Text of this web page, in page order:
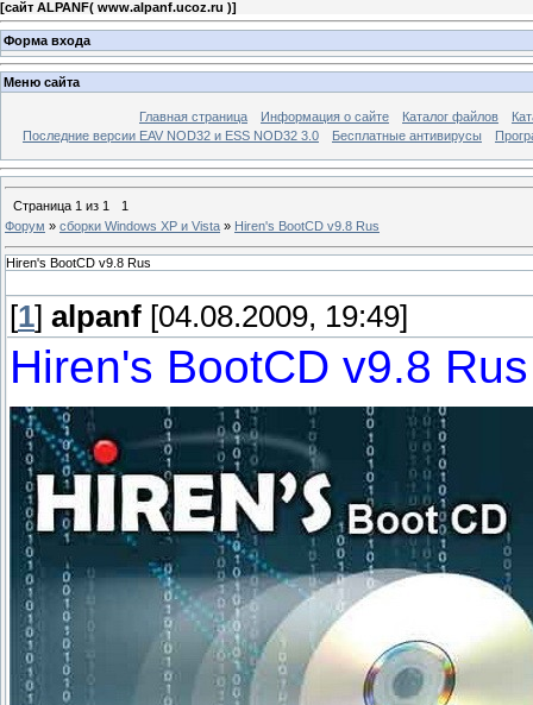
[сайт ALPANF( www.alpanf.ucoz.ru )]
Форма входа
Меню сайта
Главная страница Информация о сайте Каталог файлов
Последние версии EAV NOD32 и ESS NOD32 3.0
Бесплатные антивирусы
Страница 1 из 1
1
Форум » сборки Windows XP и Vista » Hiren's BootCD v9.8 Rus
Hiren's BootCD v9.8 Rus
[1] alpanf [04.08.2009, 19:49]
Hiren's BootCD v9.8 Rus